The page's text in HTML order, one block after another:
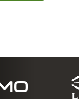
GAST
pneumatyczne